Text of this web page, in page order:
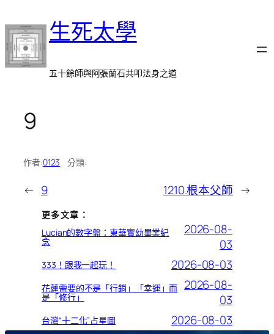
至
主
要
內
生死太學
五十餘師與阿張蘭石共叩法身之道
9
作者:0123 分類:
← 9 1210.根本父師 →
更多文章：
Lucian的數字盤：東華實幼畢業紀
念
2026-08-
03
333！跟我一起玩！ 2026-08-03
花蓮需要的不是「行銷」「幸運」而
是「修行」
2026-08-
03
台灣“十二化”占星圖 2026-08-03